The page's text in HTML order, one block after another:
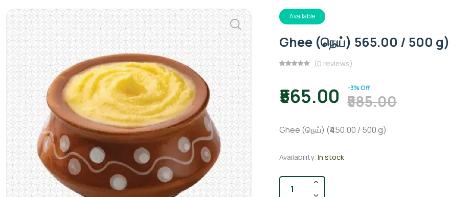
Available
Ghee (நெய்) 565.00 / 500 g)
(0 reviews)
₹565.00 -3% Off
₹585.00
Ghee (நெய்) (₹450.00 / 500 g)
Availability: In stock